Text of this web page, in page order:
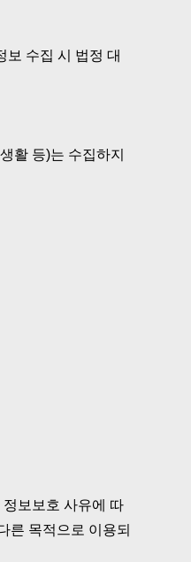
보 수집 시 법정 대
활 등)는 수집하지
보보호 사유에 따
른 목적으로 이용되